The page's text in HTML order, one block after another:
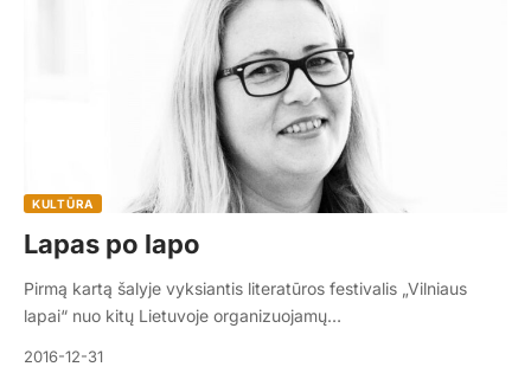
KULTŪRA
Lapas po lapo
Pirmą kartą šalyje vyksiantis literatūros festivalis „Vilniaus
lapai“ nuo kitų Lietuvoje organizuojamų…
2016-12-31